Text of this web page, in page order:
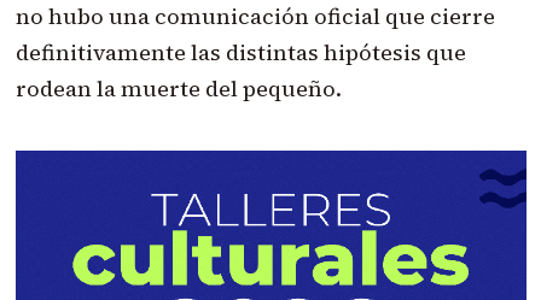
no hubo una comunicación oficial que cierre
definitivamente las distintas hipótesis que
rodean la muerte del pequeño.